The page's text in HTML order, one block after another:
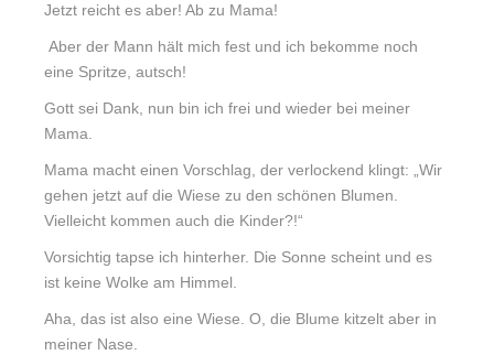
Jetzt reicht es aber! Ab zu Mama!
Aber der Mann hält mich fest und ich bekomme noch
eine Spritze, autsch!
Gott sei Dank, nun bin ich frei und wieder bei meiner
Mama.
Mama macht einen Vorschlag, der verlockend klingt: „Wir
gehen jetzt auf die Wiese zu den schönen Blumen.
Vielleicht kommen auch die Kinder?!“
Vorsichtig tapse ich hinterher. Die Sonne scheint und es
ist keine Wolke am Himmel.
Aha, das ist also eine Wiese. O, die Blume kitzelt aber in
meiner Nase.